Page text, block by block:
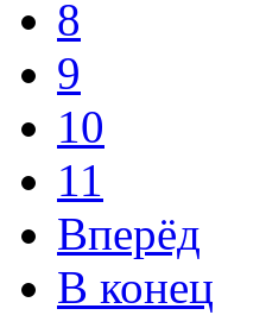
8
9
10
11
Вперёд
В конец